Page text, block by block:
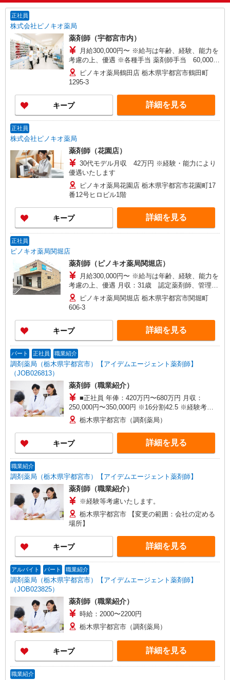
正社員
株式会社ピノキオ薬局
薬剤師（宇都宮市内）
月給300,000円〜 ※給与は年齢、経験、能力を
考慮の上、優遇 ※各種手当 薬剤師手当 60,000
円/月 認定薬剤師手当 5,000円/月 漢方薬・生薬
認定薬剤師 取得時6万円 更新2万5千円 小児薬
実務実習指導薬剤師手当 2,000円/月 調剤報酬請
求士手当 2,000円/月 携帯当番手当 10,000円/週
在宅担当手当 10,000円/月 単身独身者住宅手当
ピノキオ薬局鶴田店 栃木県宇都宮市鶴田町
1295-3
キープ 詳細を見る
正社員
株式会社ピノキオ薬局
薬剤師（花園店）
30代モデル月収 42万円 ※経験・能力により
優遇いたします
ピノキオ薬局花園店 栃木県宇都宮市花園町17
番12号ヒロビル1階
キープ 詳細を見る
正社員
ピノキオ薬局関堀店
薬剤師（ピノキオ薬局関堀店）
月給300,000円〜 ※給与は年齢、経験、能力を
考慮の上、優遇 月収：31歳 認定薬剤師、管理
者 550万円 ※各種手当 薬剤師手当 60,000円/月
認定薬剤師手当 5,000円/月 漢方薬・生薬認定薬
認定薬剤師 取得時7万円 更新2万5千円 実務実
習指導薬剤師手当 2,000円/月 調剤報酬請求士手
当 2,000円/月 携帯当番手当 10,000円/週 在宅
担当手当 10,000円/月 単身独身者住宅手当35,000
円〜50,000円＊社内規定有
ピノキオ薬局関堀店 栃木県宇都宮市関堀町
606-3
キープ 詳細を見る
パート 正社員 職業紹介
調剤薬局（栃木県宇都宮市）【アイデムエージェント薬剤師】
（JOB026813）
薬剤師（職業紹介）
■正社員 年俸：420万円〜680万円 月収：
250,000円〜350,000円 ※16分割42.5 ※経験考慮
します ■パート 時給：2,000円〜 ※経験考慮しま
す
栃木県宇都宮市（調剤薬局）
キープ 詳細を見る
職業紹介
調剤薬局（栃木県宇都宮市）【アイデムエージェント薬剤師】
薬剤師（職業紹介）
※経験等考慮いたします。
栃木県宇都宮市 【変更の範囲：会社の定める
場所】
キープ 詳細を見る
アルバイト パート 職業紹介
調剤薬局（栃木県宇都宮市）【アイデムエージェント薬剤師】
（JOB023825）
薬剤師（職業紹介）
時給：2000〜2200円
栃木県宇都宮市（調剤薬局）
キープ 詳細を見る
職業紹介